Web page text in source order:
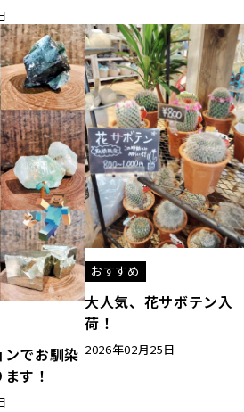
でお馴染
す！
おすすめ
大人気、花サボテン入
荷！
2026年02月25日